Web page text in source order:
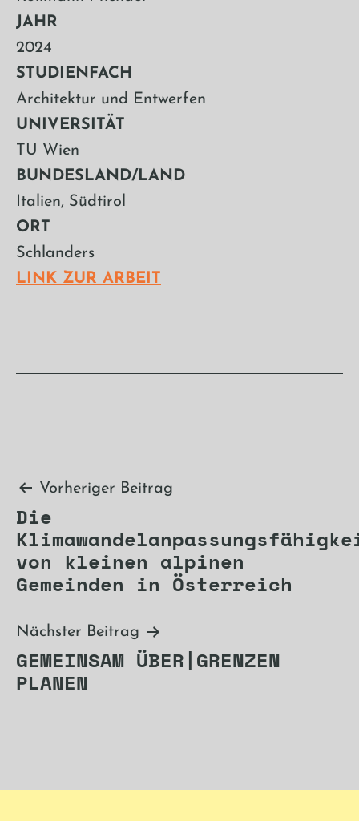
JAHR
2024
STUDIENFACH
Architektur und Entwerfen
UNIVERSITÄT
TU Wien
BUNDESLAND/LAND
Italien, Südtirol
ORT
Schlanders
LINK ZUR ARBEIT
Beitragsnavigation
Vorheriger Beitrag
Die
von kleinen alpinen
Gemeinden in Österreich
Nächster Beitrag
GEMEINSAM ÜBER|GRENZEN
PLANEN